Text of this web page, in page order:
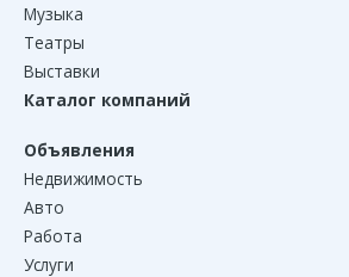
Музыка
Театры
Выставки
Каталог компаний
Объявления
Недвижимость
Авто
Работа
Услуги